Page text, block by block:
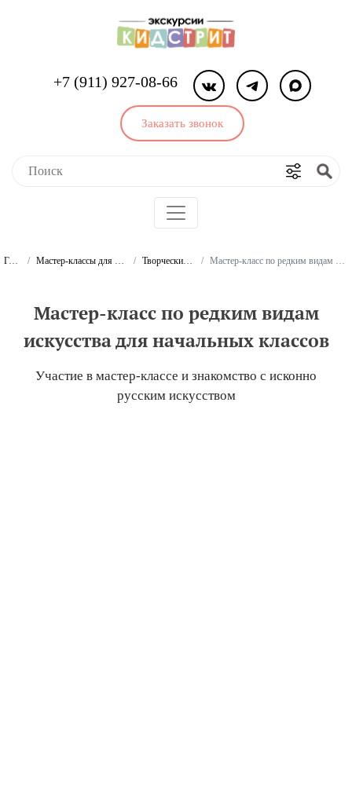
+7 (911) 927-08-66
Заказать звонок
Главная Мастер-классы для школьников и студентов Творческие мастер-классы Мастер-класс по редким видам искусства для начальных классов
Мастер-класс по редким видам
искусства для начальных классов
Участие в мастер-классе и знакомство с исконно
русским искусством